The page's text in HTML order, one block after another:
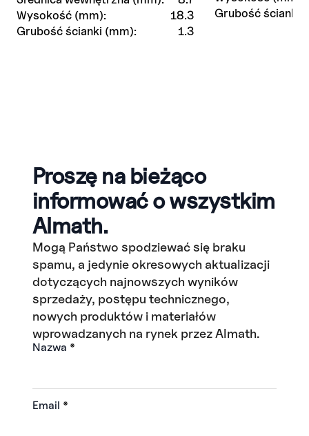
Wysokość (mm):
18.3
Grubość ścianki (mm):
1.3
Grubość ścianki
Proszę na bieżąco
informować o wszystkim
Almath.
Mogą Państwo spodziewać się braku
spamu, a jedynie okresowych aktualizacji
dotyczących najnowszych wyników
sprzedaży, postępu technicznego,
nowych produktów i materiałów
wprowadzanych na rynek przez Almath.
Nazwa *
Email *